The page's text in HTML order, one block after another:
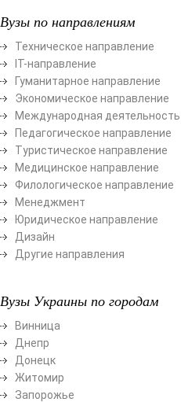
Вузы по направлениям
Техническое направление
ІТ-направление
Гуманитарное направление
Экономическое направление
Международная деятельность
Педагогическое направление
Туристическое направление
Медицинское направление
Филологическое направление
Менеджмент
Юридическое направление
Дизайн
Другие направления
Вузы Украины по городам
Винница
Днепр
Донецк
Житомир
Запорожье